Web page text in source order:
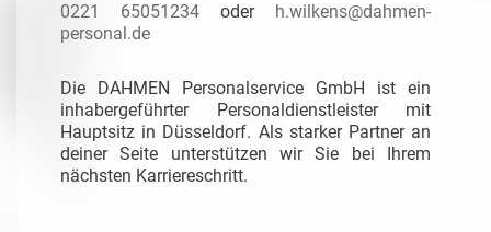
0221 65051234 oder h.wilkens@dahmen-
personal.de
Die DAHMEN Personalservice GmbH ist ein
inhabergeführter Personaldienstleister mit
Hauptsitz in Düsseldorf. Als starker Partner an
deiner Seite unterstützen wir Sie bei Ihrem
nächsten Karriereschritt.